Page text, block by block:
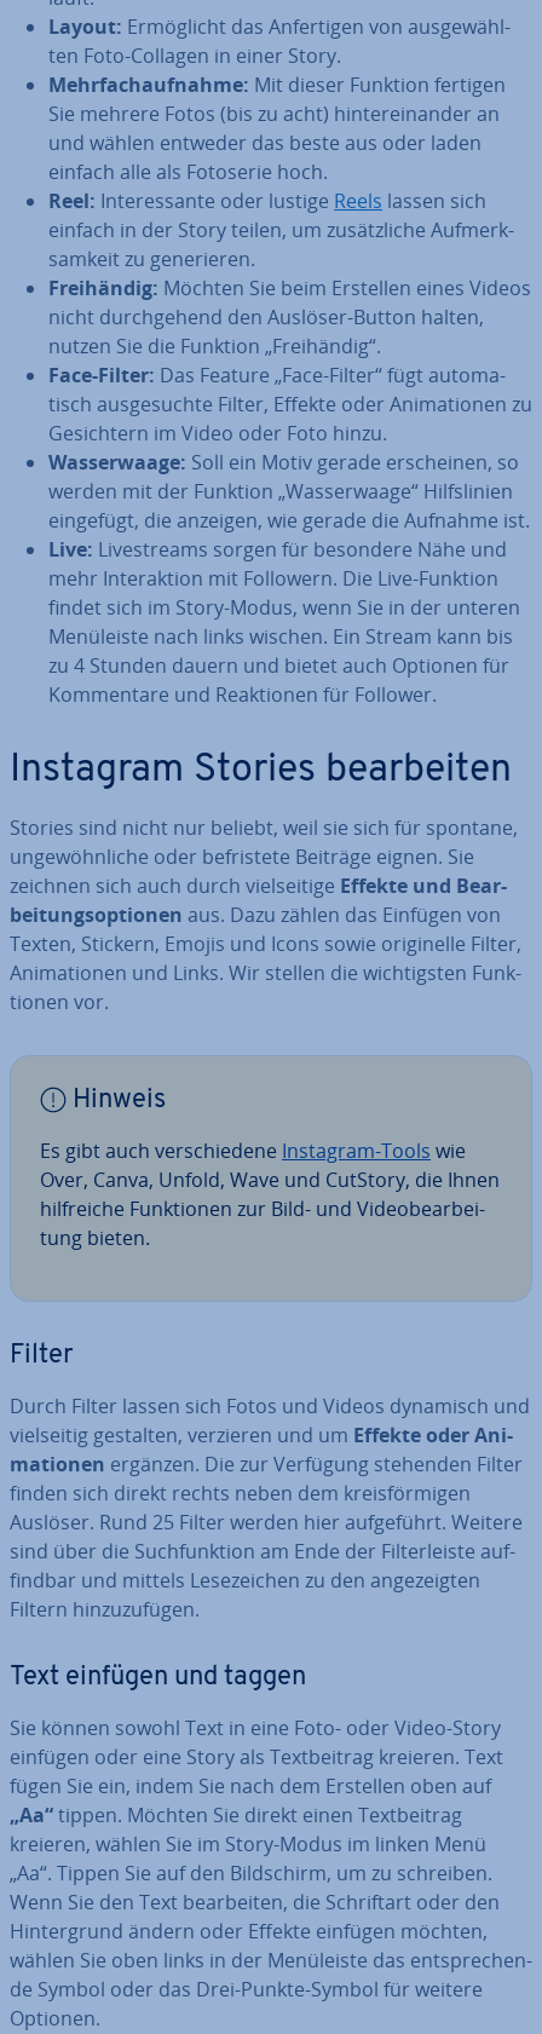
Layout: Er­mög­licht das An­fer­ti­gen von aus­ge­wähl­
ten Foto-Collagen in einer Story.
Mehr­fach­auf­nah­me: Mit dieser Funktion fertigen
Sie mehrere Fotos (bis zu acht) hin­ter­ein­an­der an
und wählen entweder das beste aus oder laden
einfach alle als Fotoserie hoch.
Reel: In­ter­es­san­te oder lustige Reels lassen sich
einfach in der Story teilen, um zu­sätz­li­che Auf­merk­
sam­keit zu ge­ne­rie­ren.
Frei­hän­dig: Möchten Sie beim Erstellen eines Videos
nicht durch­ge­hend den Auslöser-Button halten,
nutzen Sie die Funktion „Frei­hän­dig“.
Face-Filter: Das Feature „Face-Filter“ fügt au­to­ma­
tisch aus­ge­such­te Filter, Effekte oder Ani­ma­tio­nen zu
Ge­sich­tern im Video oder Foto hinzu.
Was­ser­waa­ge: Soll ein Motiv gerade er­schei­nen, so
werden mit der Funktion „Was­ser­waa­ge“ Hilfs­li­ni­en
eingefügt, die anzeigen, wie gerade die Aufnahme ist.
Live: Live­streams sorgen für besondere Nähe und
mehr In­ter­ak­ti­on mit Followern. Die Live-Funktion
findet sich im Story-Modus, wenn Sie in der unteren
Me­nü­leis­te nach links wischen. Ein Stream kann bis
zu 4 Stunden dauern und bietet auch Optionen für
Kom­men­ta­re und Re­ak­tio­nen für Follower.
Instagram Stories be­ar­bei­ten
Stories sind nicht nur beliebt, weil sie sich für spontane,
un­ge­wöhn­li­che oder be­fris­te­te Beiträge eignen. Sie
zeichnen sich auch durch viel­sei­ti­ge Effekte und Be­ar­
bei­tungs­op­tio­nen aus. Dazu zählen das Einfügen von
Texten, Stickern, Emojis und Icons sowie ori­gi­nel­le Filter,
Ani­ma­tio­nen und Links. Wir stellen die wich­tigs­ten Funk­
tio­nen vor.
Hinweis
Es gibt auch ver­schie­de­ne Instagram-Tools wie
Over, Canva, Unfold, Wave und CutStory, die Ihnen
hilf­rei­che Funk­tio­nen zur Bild- und Vi­deo­be­ar­bei­
tung bieten.
Filter
Durch Filter lassen sich Fotos und Videos dynamisch und
viel­sei­tig gestalten, verzieren und um Effekte oder Ani­
ma­tio­nen ergänzen. Die zur Verfügung stehenden Filter
finden sich direkt rechts neben dem kreis­för­mi­gen
Auslöser. Rund 25 Filter werden hier auf­ge­führt. Weitere
sind über die Such­funk­ti­on am Ende der Fil­ter­leis­te auf­
find­bar und mittels Le­se­zei­chen zu den an­ge­zeig­ten
Filtern hin­zu­zu­fü­gen.
Text einfügen und taggen
Sie können sowohl Text in eine Foto- oder Video-Story
einfügen oder eine Story als Text­bei­trag kreieren. Text
fügen Sie ein, indem Sie nach dem Erstellen oben auf
„Aa“tippen. Möchten Sie direkt einen Text­bei­trag
kreieren, wählen Sie im Story-Modus im linken Menü
„Aa“. Tippen Sie auf den Bild­schirm, um zu schreiben.
Wenn Sie den Text be­ar­bei­ten, die Schrift­art oder den
Hin­ter­grund ändern oder Effekte einfügen möchten,
wählen Sie oben links in der Me­nü­leis­te das ent­spre­chen­
de Symbol oder das Drei-Punkte-Symbol für weitere
Optionen.